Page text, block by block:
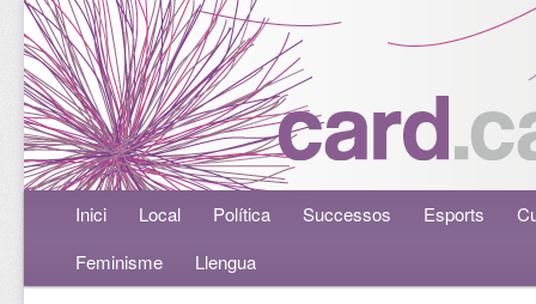
Menú principalAneu al contingut principal
Aneu al contingut secundari
Inici Local Política Successos Esports
Feminisme
Llengua